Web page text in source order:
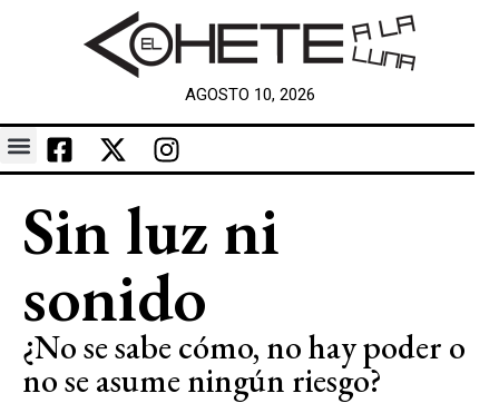
AGOSTO 10, 2026
Sin luz ni
sonido
¿No se sabe cómo, no hay poder o
no se asume ningún riesgo?